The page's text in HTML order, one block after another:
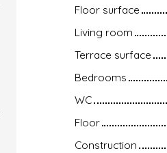
Floor surface
Living room
Terrace surface
Bedrooms
WC
Floor
Construction